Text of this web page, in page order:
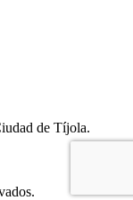
de Tíjola.